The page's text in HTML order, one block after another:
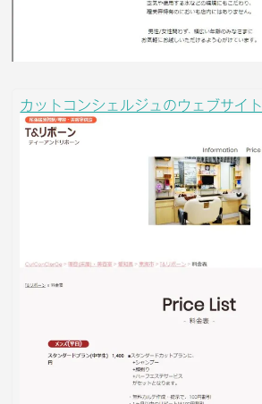
カットコンシェルジュのウェブサイト